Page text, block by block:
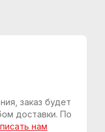
заказ будет
доставки. По
нам